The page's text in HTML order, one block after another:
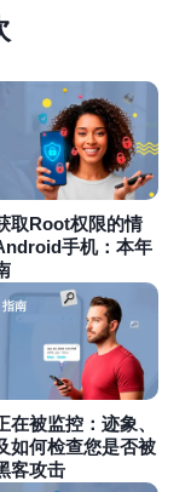
取Root权限的情
手机：本年
南
在被监控：迹象、
如何检查您是否被
客攻击